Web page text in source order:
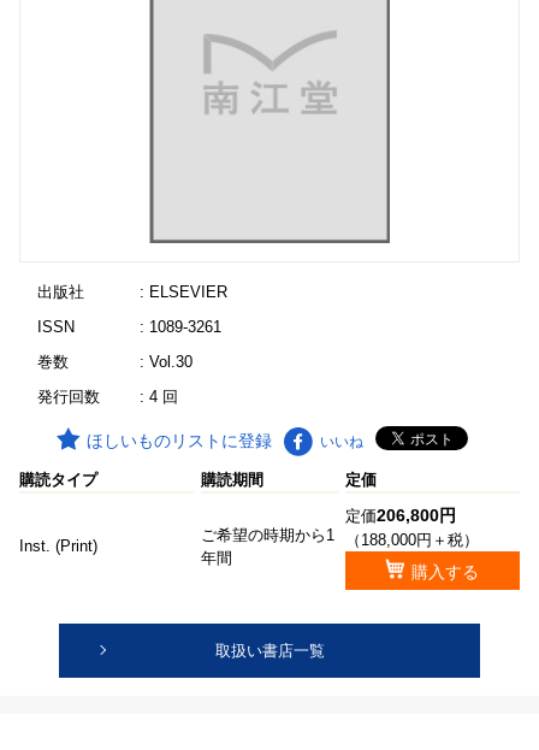
出版社
: ELSEVIER
ISSN
: 1089-3261
巻数
: Vol.30
発行回数
: 4 回
ほしいものリストに登録 いいね
購読タイプ 購読期間 定価
Inst. (Print)
ご希望の時期から1
年間
定価206,800円
（188,000円＋税）
購入する
取扱い書店一覧